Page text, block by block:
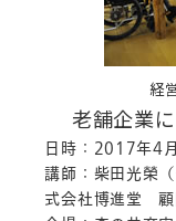
しました
「印刷美
ました。
「成果
のレポー
「コラー
した。
経
老舗企業
日時：2017年4
講師：柴田光榮
式会社博進堂 顧